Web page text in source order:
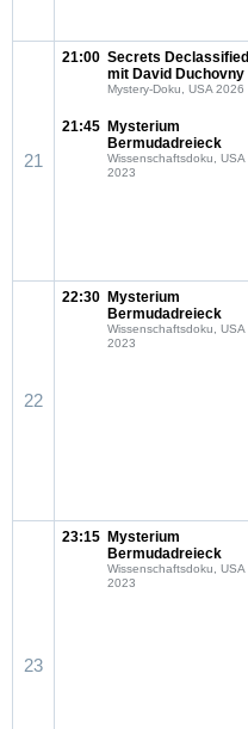
21
21:00 Secrets Declassified
mit David Duchovny
Mystery-Doku, USA 2026
21:45 Mysterium
Bermudadreieck
Wissenschaftsdoku, USA
2023
22
22:30 Mysterium
Bermudadreieck
Wissenschaftsdoku, USA
2023
23
23:15 Mysterium
Bermudadreieck
Wissenschaftsdoku, USA
2023